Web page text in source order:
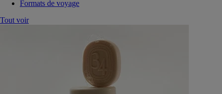
Formats de voyage
Tout voir